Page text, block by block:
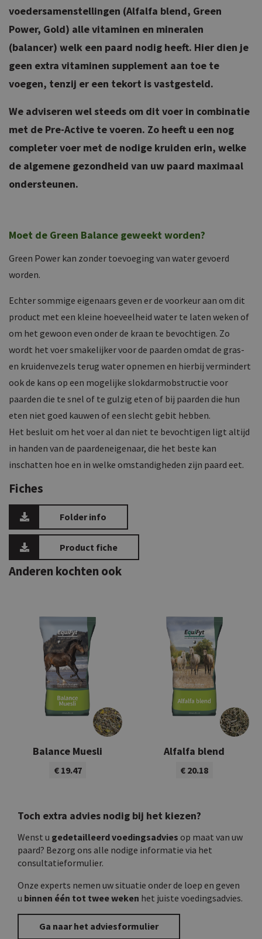
voedersamenstellingen (Alfalfa blend, Green
Power, Gold) alle vitaminen en mineralen
(balancer) welk een paard nodig heeft. Hier dien je
geen extra vitaminen supplement aan toe te
voegen, tenzij er een tekort is vastgesteld.
We adviseren wel steeds om dit voer in combinatie
met de Pre-Active te voeren. Zo heeft u een nog
completer voer met de nodige kruiden erin, welke
de algemene gezondheid van uw paard maximaal
ondersteunen.
Moet de Green Balance geweekt worden?
Green Power kan zonder toevoeging van water gevoerd
worden.
Echter sommige eigenaars geven er de voorkeur aan om dit
product met een kleine hoeveelheid water te laten weken of
om het gewoon even onder de kraan te bevochtigen. Zo
wordt het voer smakelijker voor de paarden omdat de gras-
en kruidenvezels terug water opnemen en hierbij vermindert
ook de kans op een mogelijke slokdarmobstructie voor
paarden die te snel of te gulzig eten of bij paarden die hun
eten niet goed kauwen of een slecht gebit hebben.
Het besluit om het voer al dan niet te bevochtigen ligt altijd
in handen van de paardeneigenaar, die het beste kan
inschatten hoe en in welke omstandigheden zijn paard eet.
Fiches
Folder info
Product fiche
Anderen kochten ook
Balance Muesli
€ 19.47
Alfalfa blend
€ 20.18
Toch extra advies nodig bij het kiezen?
Wenst u gedetailleerd voedingsadvies op maat van uw
paard? Bezorg ons alle nodige informatie via het
consultatieformulier.
Onze experts nemen uw situatie onder de loep en geven
u binnen één tot twee weken het juiste voedingsadvies.
Ga naar het adviesformulier